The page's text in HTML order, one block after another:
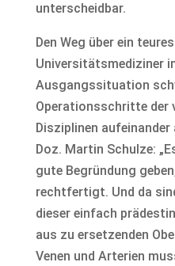
unterscheidbar.
Den Weg über ein
Universitätsmediziner
Ausgangssituation
Operationsschritte der
Disziplinen aufeinander
Doz. Martin Schulze:
gute Begründung
rechtfertigt. Und da
dieser einfach
aus zu ersetzenden
Venen und Arterien